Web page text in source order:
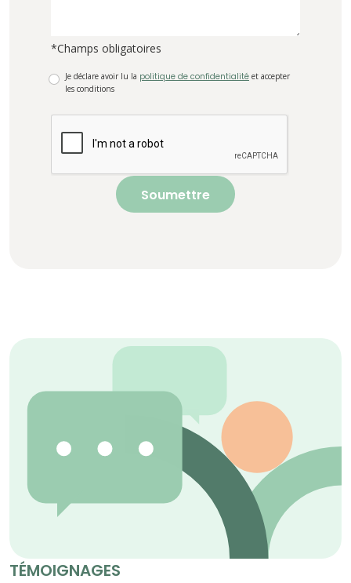
*Champs obligatoires
Je déclare avoir lu la politique de confidentialité et accepter
les conditions
Soumettre
TÉMOIGNAGES